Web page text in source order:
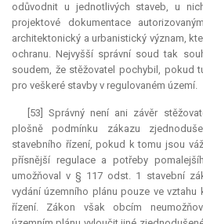
odůvodnit u jednotlivých staveb, u
projektové dokumentace
architektonický a urbanistický význam,
ochranu. Nejvyšší správní soud tak
soudem, že stěžovatel pochybil, pokud
pro veškeré stavby v regulovaném území.
[53] Správný není ani závěr
plošně podmínku zákazu
stavebního řízení, pokud k tomu jsou
přísnější regulace a potřeby
umožňoval v § 117 odst. 1 stavební
vydání územního plánu pouze ve vztahu
řízení. Zákon však obcím